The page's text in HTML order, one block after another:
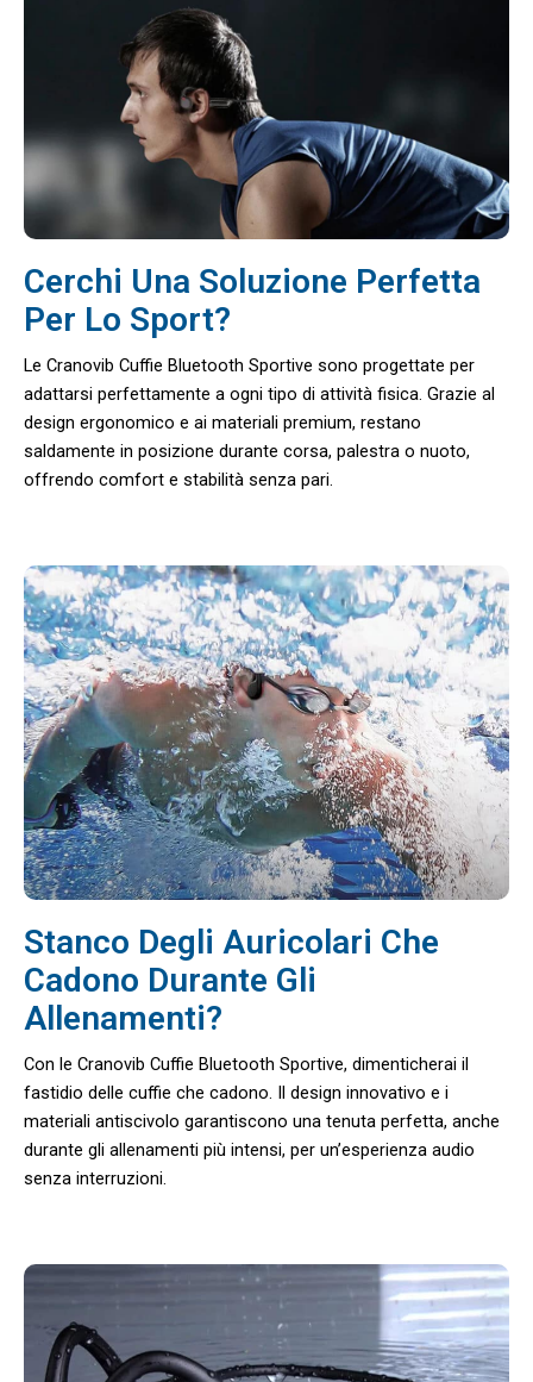
Cerchi Una Soluzione Perfetta
Per Lo Sport?
Le Cranovib Cuffie Bluetooth Sportive sono progettate per
adattarsi perfettamente a ogni tipo di attività fisica. Grazie al
design ergonomico e ai materiali premium, restano
saldamente in posizione durante corsa, palestra o nuoto,
offrendo comfort e stabilità senza pari.
Stanco Degli Auricolari Che
Cadono Durante Gli
Allenamenti?
Con le Cranovib Cuffie Bluetooth Sportive, dimenticherai il
fastidio delle cuffie che cadono. Il design innovativo e i
materiali antiscivolo garantiscono una tenuta perfetta, anche
durante gli allenamenti più intensi, per un’esperienza audio
senza interruzioni.